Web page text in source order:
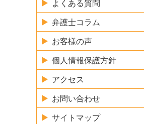
よくある質問
弁護士コラム
お客様の声
個人情報保護方針
アクセス
お問い合わせ
サイトマップ